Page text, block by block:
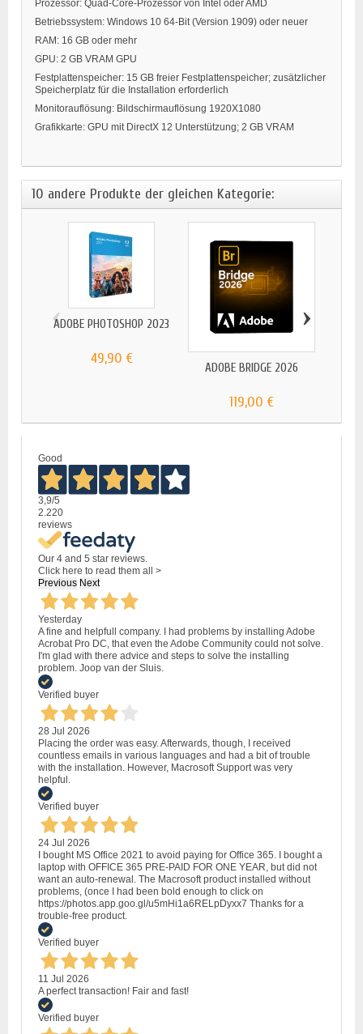
Prozessor: Quad-Core-Prozessor von Intel oder AMD
Betriebssystem: Windows 10 64-Bit (Version 1909) oder neuer
RAM: 16 GB oder mehr
GPU: 2 GB VRAM GPU
Festplattenspeicher: 15 GB freier Festplattenspeicher; zusätzlicher
Speicherplatz für die Installation erforderlich
Monitorauflösung: Bildschirmauflösung 1920X1080
Grafikkarte: GPU mit DirectX 12 Unterstützung; 2 GB VRAM
10 andere Produkte der gleichen Kategorie:
ADOBE PHOTOSHOP 2023
49,90 €
ADOBE BRIDGE 2026
119,00 €
‹ ›
Good
3,9/5
2.220
reviews
Our 4 and 5 star reviews.
Click here to read them all >
Previous Next
Yesterday
A fine and helpfull company. I had problems by installing Adobe
Acrobat Pro DC, that even the Adobe Community could not solve.
I'm glad with there advice and steps to solve the installing
problem. Joop van der Sluis.
Verified buyer
28 Jul 2026
Placing the order was easy. Afterwards, though, I received
countless emails in various languages and had a bit of trouble
with the installation. However, Macrosoft Support was very
helpful.
Verified buyer
24 Jul 2026
I bought MS Office 2021 to avoid paying for Office 365. I bought a
laptop with OFFICE 365 PRE-PAID FOR ONE YEAR, but did not
want an auto-renewal. The Macrosoft product installed without
problems, (once I had been bold enough to click on
https://photos.app.goo.gl/u5mHi1a6RELpDyxx7 Thanks for a
trouble-free product.
Verified buyer
11 Jul 2026
A perfect transaction! Fair and fast!
Verified buyer